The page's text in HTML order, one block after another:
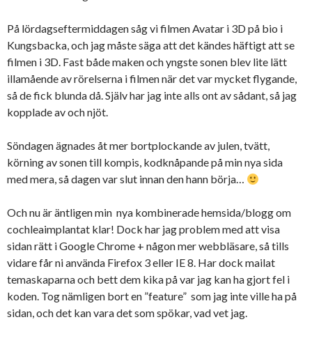
På lördagseftermiddagen såg vi filmen Avatar i 3D på bio i
Kungsbacka, och jag måste säga att det kändes häftigt att se
filmen i 3D. Fast både maken och yngste sonen blev lite lätt
illamående av rörelserna i filmen när det var mycket flygande,
så de fick blunda då. Själv har jag inte alls ont av sådant, så jag
kopplade av och njöt.
Söndagen ägnades åt mer bortplockande av julen, tvätt,
körning av sonen till kompis, kodknåpande på min nya sida
med mera, så dagen var slut innan den hann börja…
Och nu är äntligen min nya kombinerade hemsida/blogg om
cochleaimplantat klar! Dock har jag problem med att visa
sidan rätt i Google Chrome + någon mer webbläsare, så tills
vidare får ni använda Firefox 3 eller IE 8. Har dock mailat
temaskaparna och bett dem kika på var jag kan ha gjort fel i
koden. Tog nämligen bort en ”feature” som jag inte ville ha på
sidan, och det kan vara det som spökar, vad vet jag.